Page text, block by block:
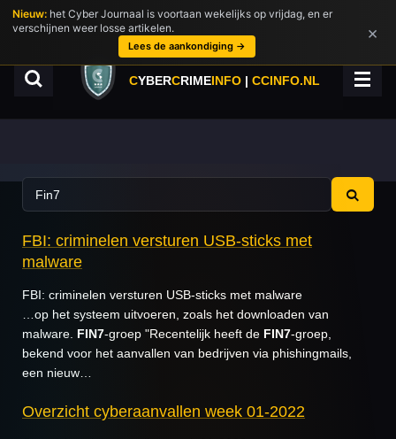
Ga
direct
hoofdinhoud
CYBERCRIMEINFO | CCINFO.NL
FBI: criminelen versturen USB-sticks met
malware
FBI: criminelen versturen USB-sticks met malware
…op het systeem uitvoeren, zoals het downloaden van
malware. FIN7-groep "Recentelijk heeft de FIN7-groep,
bekend voor het aanvallen van bedrijven via phishingmails,
een nieuw…
Overzicht cyberaanvallen week 01-2022
Nieuw: het Cyber Journaal is voortaan wekelijks op vrijdag, en er
verschijnen weer losse artikelen.
Lees de aankondiging →
×